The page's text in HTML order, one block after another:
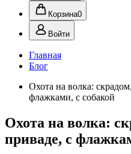
Корзина0
Войти
Главная
Блог
Охота на волка:
флажками, с собакой
Охота на волка:
приваде, с